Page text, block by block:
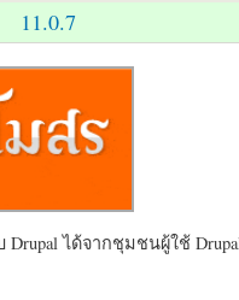
11.0.7
ได้จากชุมชนผู้ใช้